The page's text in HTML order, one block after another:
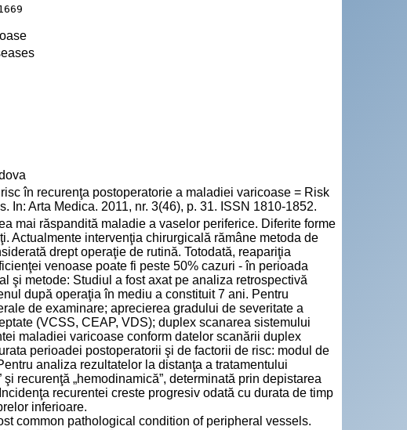
în recurenţa postoperatorie a maladiei varicoase = Risk
In: Arta Medica. 2011, nr. 3(46), p. 31. ISSN 1810-1852.
mai răspandită maladie a vaselor periferice. Diferite forme
Actualmente intervenţia chirurgicală rămâne metoda de
drept operaţie de rutină. Totodată, reapariţia
venoase poate fi peste 50% cazuri - în perioada
şi metode: Studiul a fost axat pe analiza retrospectivă
după operaţia în mediu a constituit 7 ani. Pentru
de examinare; aprecierea gradului de severitate a
(VCSS, CEAP, VDS); duplex scanarea sistemului
maladiei varicoase conform datelor scanării duplex
perioadei postoperatorii şi de factorii de risc: modul de
analiza rezultatelor la distanţa a tratamentului
recurenţă „hemodinamică”, determinată prin depistarea
recurentei creste progresiv odată cu durata de timp
inferioare.
common pathological condition of peripheral vessels.